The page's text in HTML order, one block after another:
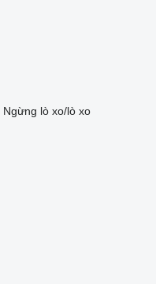
Ngừng lò xo/lò xo